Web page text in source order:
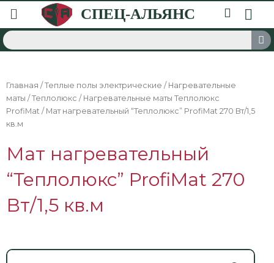
Главная / Теплые полы электрические / Нагревательные
маты / Теплолюкс / Нагревательные маты Теплолюкс
ProfiMat / Мат нагревательный “Теплолюкс” ProfiMat 270 Вт/1,5
кв.м
Мат нагревательный
“Теплолюкс” ProfiMat 270
Вт/1,5 кв.м